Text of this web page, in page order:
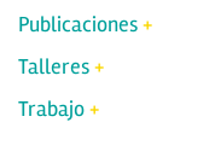
Publicaciones
Talleres
Trabajo